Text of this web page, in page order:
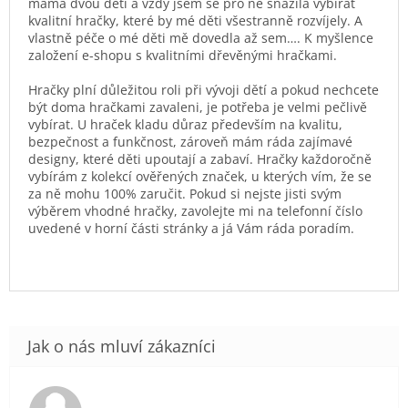
kvalitní hračky, které by mé děti všestranně rozvíjely. A
vlastně péče o mé děti mě dovedla až sem…. K myšlence
založení e-shopu s kvalitními dřevěnými hračkami.
Hračky plní důležitou roli při vývoji dětí a pokud nechcete
být doma hračkami zavaleni, je potřeba je velmi pečlivě
vybírat. U hraček kladu důraz především na kvalitu,
bezpečnost a funkčnost, zároveň mám ráda zajímavé
designy, které děti upoutají a zabaví. Hračky každoročně
vybírám z kolekcí ověřených značek, u kterých vím, že se
za ně mohu 100% zaručit. Pokud si nejste jisti svým
výběrem vhodné hračky, zavolejte mi na telefonní číslo
uvedené v horní části stránky a já Vám ráda poradím.